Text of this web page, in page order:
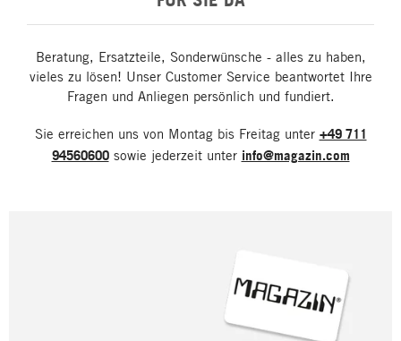
Beratung, Ersatzteile, Sonderwünsche - alles zu haben,
vieles zu lösen! Unser Customer Service beantwortet Ihre
Fragen und Anliegen persönlich und fundiert.
Sie erreichen uns von Montag bis Freitag unter +49 711
94560600sowie jederzeit unter info@magazin.com